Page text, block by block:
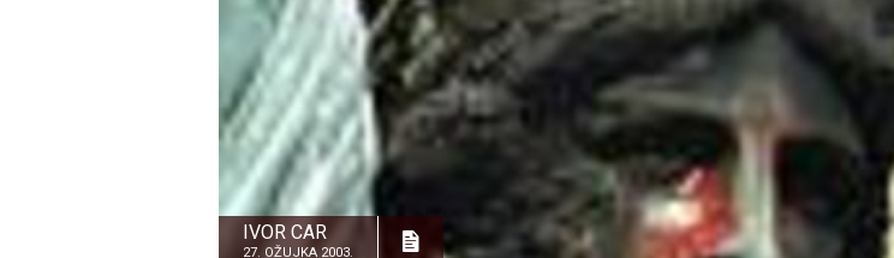
IVOR CAR
27. OŽUJKA 2003.